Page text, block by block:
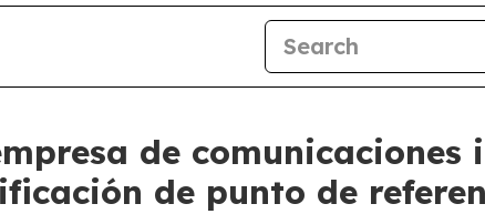
de comunicaciones
de punto de